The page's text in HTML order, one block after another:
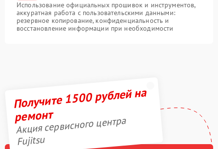
Использование официальных прошивок и инструментов,
аккуратная работа с пользовательскими данными:
резервное копирование, конфиденциальность и
восстановление информации при необходимости
Получите 1500 рублей на
ремонт
Акция сервисного центра
Fujitsu